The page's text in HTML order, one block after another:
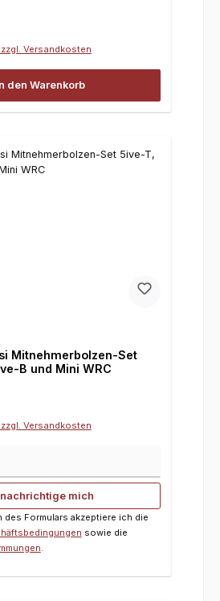
Versandkosten
den Warenkorb
Mitnehmerbolzen-Set
B und Mini WRC
Versandkosten
mich
des Formulars akzeptiere ich die
sowie die
.